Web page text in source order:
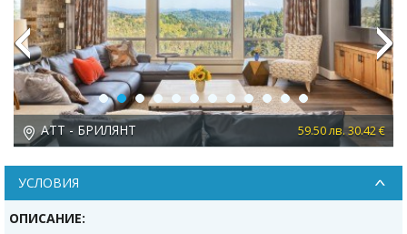
АТТ - БРИЛЯНТ 59.50 лв. 30.42 €
Previous Next
УСЛОВИЯ
ОПИСАНИЕ: